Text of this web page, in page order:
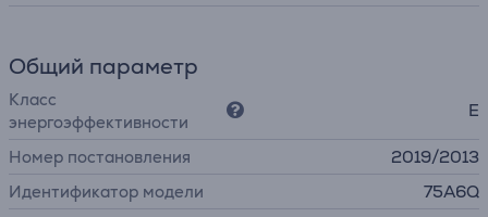
Общий параметр
Класс
энергоэффективности
E
Номер постановления
2019/2013
Идентификатор модели
75A6Q